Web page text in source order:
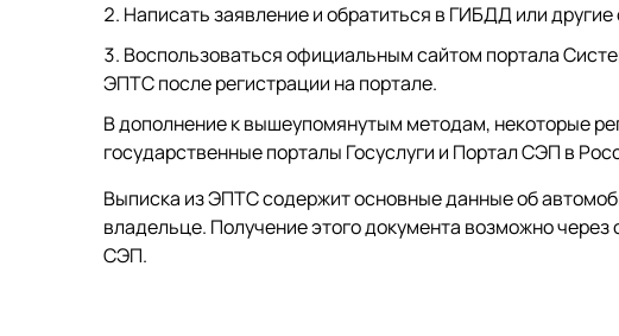
Написать заявление и обратиться в ГИБДД или
Воспользоваться официальным сайтом портала
ЭПТС после регистрации на портале.
В дополнение к вышеупомянутым методам, некоторые
государственные порталы Госуслуги и Портал СЭП в
Выписка из ЭПТС содержит основные данные об
владельце. Получение этого документа возможно
СЭП.